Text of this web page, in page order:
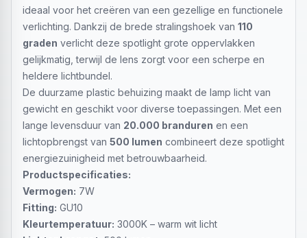
ideaal voor het creëren van een gezellige en functionele
verlichting. Dankzij de brede stralingshoek van 110
graden verlicht deze spotlight grote oppervlakken
gelijkmatig, terwijl de lens zorgt voor een scherpe en
heldere lichtbundel.
De duurzame plastic behuizing maakt de lamp licht van
gewicht en geschikt voor diverse toepassingen. Met een
lange levensduur van 20.000 branduren en een
lichtopbrengst van 500 lumen combineert deze spotlight
energiezuinigheid met betrouwbaarheid.
Productspecificaties:
Vermogen: 7W
Fitting: GU10
Kleurtemperatuur: 3000K – warm wit licht